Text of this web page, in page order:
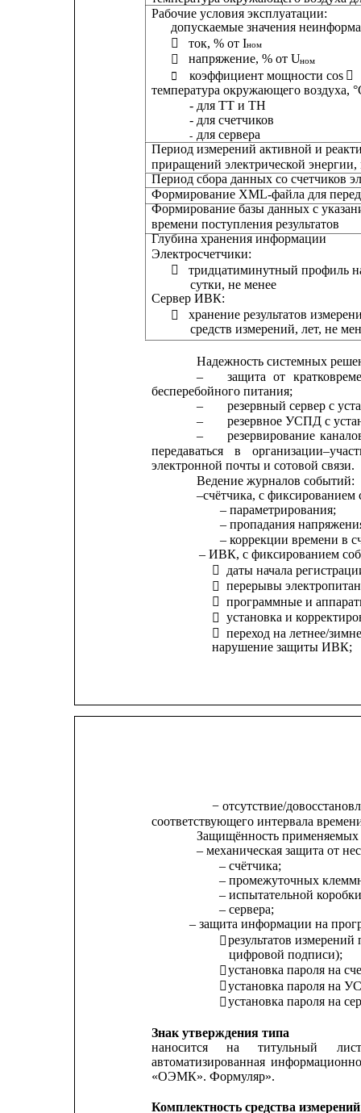
Рабочие условия эксплуатации:
допускаемые значения

ток, % от Iном
 напряжение, % от Uном
 коэффициент мощности cos 
температура окружающего воздуха,
- для ТТ и ТН
- для счетчиков
- для сервера
Период измерений активной и
приращений электрической
Период сбора данных со счетчиков
Формирование XML-файла для
Формирование базы данных с
времени поступления результатов
Глубина хранения информации
Электросчетчики:

тридцатиминутный профиль
сутки, не менее
Сервер ИВК:

хранение результатов
средств измерений, лет, не
Надежность системных
–
защита от
бесперебойного питания;
–
резервный сервер с
–
резервное УСПД с
–
резервирование
передаваться
в
электронной почты и сотовой связи.
Ведение журналов событий:
–счётчика, с фиксированием
– параметрирования;
– пропадания
– коррекции времени в
– ИВК, с фиксированием

даты начала
 перерывы
 программные и
 установка и
 переход на летнее/
нарушение защиты ИВК;
− отсутствие/
соответствующего интервала
Защищённость применяемых
– механическая защита от
– счётчика;
– промежуточных
– испытательной
– сервера;
– защита информации на
результатов
цифровой подписи);
установка пароля на
установка пароля на
установка пароля на
Знак утверждения типа
наносится
на титульный
лист
автоматизированная
«ОЭМК». Формуляр».
Комплектность средства измерений